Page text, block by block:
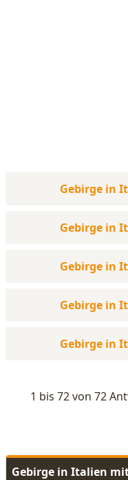
Gebirge in
Gebirge in
Gebirge in
Gebirge in
Gebirge in
1 bis 72 von 72
Gebirge in Italien